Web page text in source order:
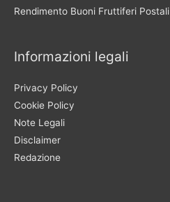
Rendimento Buoni Fruttiferi Postali
Informazioni legali
Privacy Policy
Cookie Policy
Note Legali
Disclaimer
Redazione